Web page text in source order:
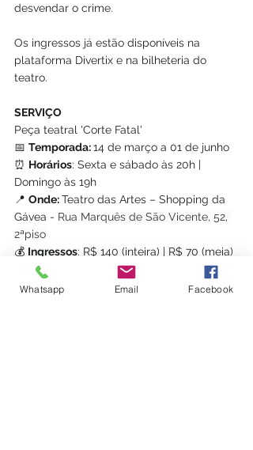
desvendar o crime.
Os ingressos já estão disponíveis na
plataforma Divertix e na bilheteria do
teatro.
SERVIÇO
Peça teatral 'Corte Fatal'
📅 Temporada: 14 de março a 01 de junho
⏰ Horários: Sexta e sábado às 20h |
Domingo às 19h
📍 Onde: Teatro das Artes – Shopping da
Gávea - Rua Marquês de São Vicente, 52,
2ªpiso
💰 Ingressos: R$ 140 (inteira) | R$ 70 (meia)
– Vendas em Divertix
🔞 Classificação etária: 14 anos
Whatsapp Email Facebook